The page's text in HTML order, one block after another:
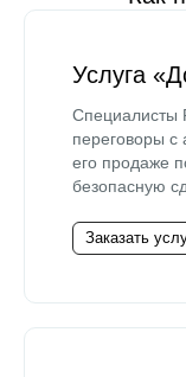
Услуга
Специалисты
переговоры
его продаже
безопасную
Заказать